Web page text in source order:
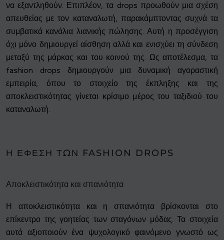
να εξαντληθούν. Επιπλέον, τα drops προωθούν μια σχέση
απευθείας με τον καταναλωτή, παρακάμπτοντας συχνά τα
συμβατικά κανάλια λιανικής πώλησης. Αυτή η προσέγγιση
όχι μόνο δημιουργεί αίσθηση αλλά και ενισχύει τη σύνδεση
μεταξύ της μάρκας και του κοινού της. Ως αποτέλεσμα, τα
fashion drops δημιουργούν μια δυναμική αγοραστική
εμπειρία, όπου το στοιχείο της έκπληξης και της
αποκλειστικότητας γίνεται κρίσιμο μέρος του ταξιδιού του
καταναλωτή.
Η ΈΦΕΣΗ ΤΩΝ FASHION DROPS
Αποκλειστικότητα και σπανιότητα
Η αποκλειστικότητα και η σπανιότητα βρίσκονται στο
επίκεντρο της γοητείας των σταγόνων μόδας. Τα στοιχεία
αυτά αξιοποιούν ένα ψυχολογικό φαινόμενο γνωστό ως